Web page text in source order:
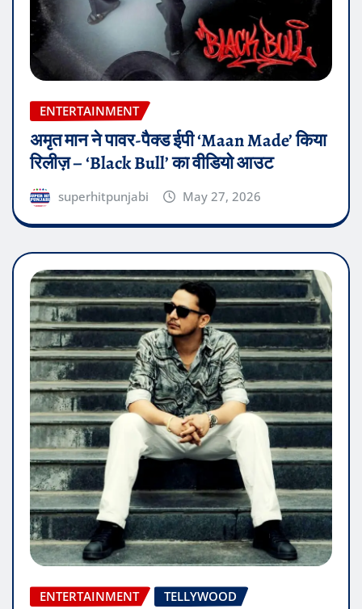
ENTERTAINMENT
अमृत मान ने पावर-पैक्ड ईपी ‘Maan Made’ किया
रिलीज़ – ‘Black Bull’ का वीडियो आउट
superhitpunjabi May 27, 2026
ENTERTAINMENT TELLYWOOD